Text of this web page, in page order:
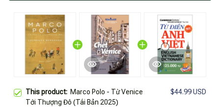
This product: Marco Polo - Từ Venice
Tới Thượng Đô (Tái Bản 2025)
$44.99 USD